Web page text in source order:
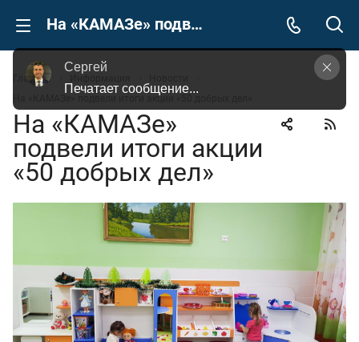
На «КАМАЗе» подвели итоги акции «50 добрых дел»
Главная
На «КАМАЗе» подвели итоги акции «50 добрых дел»
На «КАМАЗе»
подвели итоги акции
«50 добрых дел»
Сергей
Задайте Ваш вопрос, просто кликнув на это